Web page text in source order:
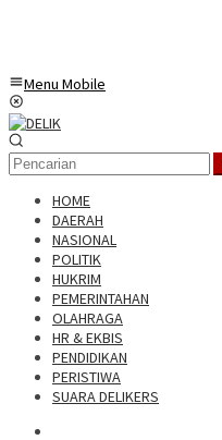
Menu Mobile
HOME
DAERAH
NASIONAL
POLITIK
HUKRIM
PEMERINTAHAN
OLAHRAGA
HR & EKBIS
PENDIDIKAN
PERISTIWA
SUARA DELIKERS